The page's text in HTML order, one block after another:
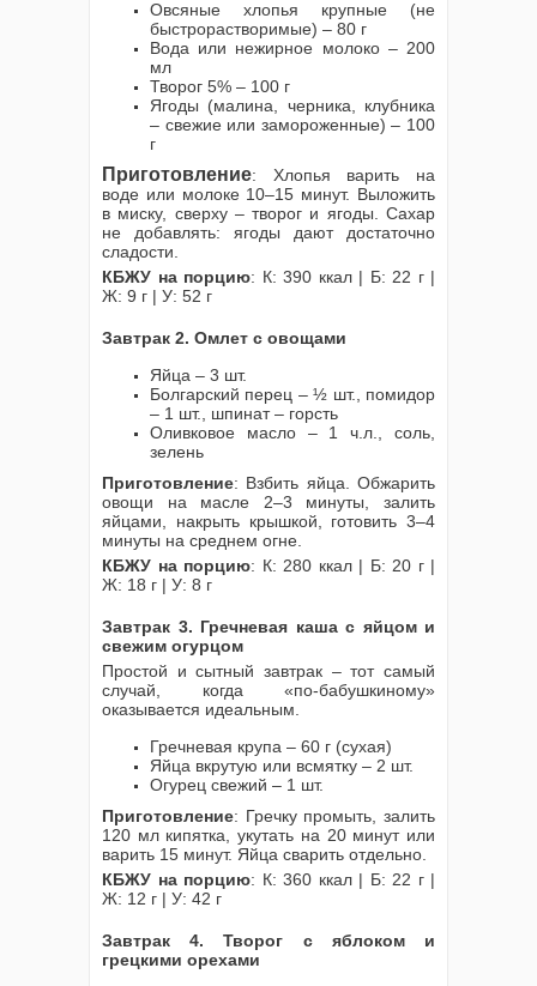
Овсяные хлопья крупные (не
быстрорастворимые) – 80 г
Вода или нежирное молоко – 200
мл
Творог 5% – 100 г
Ягоды (малина, черника, клубника
– свежие или замороженные) – 100
г
Приготовление: Хлопья варить на
воде или молоке 10–15 минут. Выложить
в миску, сверху – творог и ягоды. Сахар
не добавлять: ягоды дают достаточно
сладости.
КБЖУ на порцию: К: 390 ккал | Б: 22 г |
Ж: 9 г | У: 52 г
Завтрак 2. Омлет с овощами
Яйца – 3 шт.
Болгарский перец – ½ шт., помидор
– 1 шт., шпинат – горсть
Оливковое масло – 1 ч.л., соль,
зелень
Приготовление: Взбить яйца. Обжарить
овощи на масле 2–3 минуты, залить
яйцами, накрыть крышкой, готовить 3–4
минуты на среднем огне.
КБЖУ на порцию: К: 280 ккал | Б: 20 г |
Ж: 18 г | У: 8 г
Завтрак 3. Гречневая каша с яйцом и
свежим огурцом
Простой и сытный завтрак – тот самый
случай, когда «по-бабушкиному»
оказывается идеальным.
Гречневая крупа – 60 г (сухая)
Яйца вкрутую или всмятку – 2 шт.
Огурец свежий – 1 шт.
Приготовление: Гречку промыть, залить
120 мл кипятка, укутать на 20 минут или
варить 15 минут. Яйца сварить отдельно.
КБЖУ на порцию: К: 360 ккал | Б: 22 г |
Ж: 12 г | У: 42 г
Завтрак 4. Творог с яблоком и
грецкими орехами